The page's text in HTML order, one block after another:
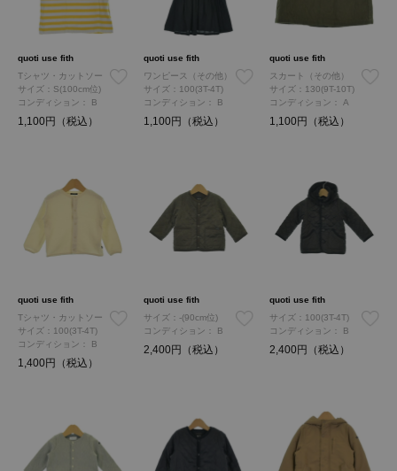
quoti use fith
Tシャツ・カットソー
サイズ：S(100cm位)
コンディション： B
1,100円（税込）
quoti use fith
ワンピース（その他）
サイズ：100(3T-4T)
コンディション：
B
1,100円（税込）
quoti use fith
スカート（その他）
サイズ：130(9T-10T)
コンディション： A
1,100円（税込）
quoti use fith
Tシャツ・カットソー
サイズ：100(3T-4T)
コンディション： B
1,400円（税込）
quoti use fith
サイズ：-(90cm位)
コンディション：
B
2,400円（税込）
quoti use fith
サイズ：100(3T-4T)
コンディション：
B
2,400円（税込）